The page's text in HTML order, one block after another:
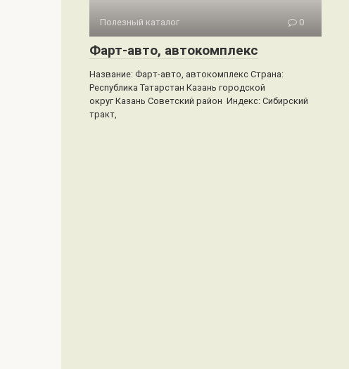
Полезный каталог 0
Фарт-авто, автокомплекс
Название: Фарт-авто, автокомплекс Страна:
Республика Татарстан Казань городской
округ Казань Советский район Индекс: Сибирский
тракт,